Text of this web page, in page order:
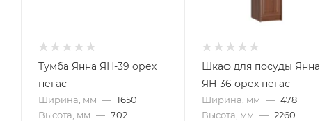
Тумба Янна ЯН-39 орех
пегас
Ширина, мм — 1650
Высота, мм — 702
Шкаф для посуды Янна
ЯН-36 орех пегас
Ширина, мм — 478
Высота, мм — 2260